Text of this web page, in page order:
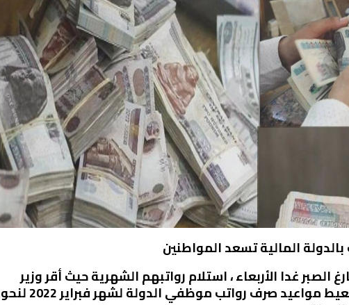
الصبر غدا الأربعاء ، استلام رواتبهم الشهرية حيث أقر وزير
المالية الدكتور محمد معيط مواعيد صرف رواتب موظفي الدولة لشهر فبراير 2022 لنحو